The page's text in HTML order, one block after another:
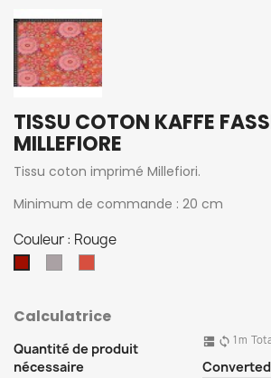
TISSU COTON KAFFE
MILLEFIORE
Tissu coton imprimé Millefiori.
Minimum de commande : 20 cm
Couleur : Rouge
Calculatrice
Quantité de produit
nécessaire
dns sync 1 m